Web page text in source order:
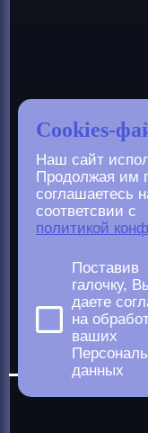
Cookies-
Наш сайт
Продолжая им
соглашаетесь
соответсвии с
политикой
Поставив
галочку,
даете
на
ваших
данных